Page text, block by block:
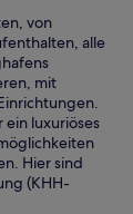
von
alle
mit
luxuriöses
Hier sind
(KHH-